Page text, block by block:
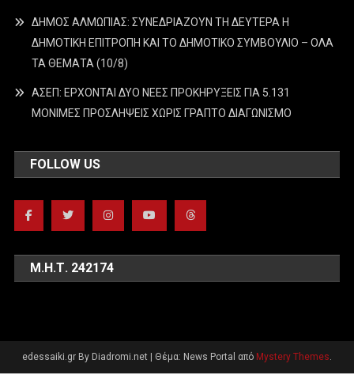
ΔΗΜΟΣ ΑΛΜΩΠΙΑΣ: ΣΥΝΕΔΡΙΑΖΟΥΝ ΤΗ ΔΕΥΤΕΡΑ H
ΔΗΜΟΤΙΚΗ ΕΠΙΤΡΟΠΗ ΚΑΙ ΤΟ ΔΗΜΟΤΙΚΟ ΣΥΜΒΟΥΛΙΟ – ΟΛΑ
ΤΑ ΘΕΜΑΤΑ (10/8)
ΑΣΕΠ: ΕΡΧΟΝΤΑΙ ΔΥΟ ΝΕΕΣ ΠΡΟΚΗΡΥΞΕΙΣ ΓΙΑ 5.131
ΜΟΝΙΜΕΣ ΠΡΟΣΛΗΨΕΙΣ ΧΩΡΙΣ ΓΡΑΠΤΟ ΔΙΑΓΩΝΙΣΜΟ
FOLLOW US
Μ.Η.Τ. 242174
edessaiki.gr By Diadromi.net Θέμα: News Portal από Mystery Themes.